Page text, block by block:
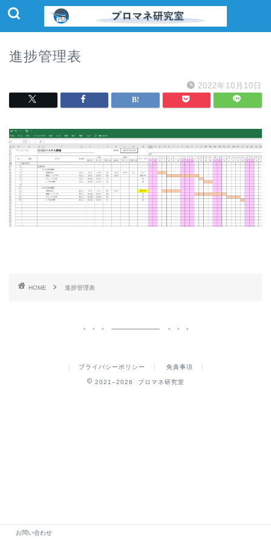
進捗管理表
2022年10月10日
HOME 進捗管理表
プライバシーポリシー 免責事項
2021–2026 プロマネ研究室
お問い合わせ